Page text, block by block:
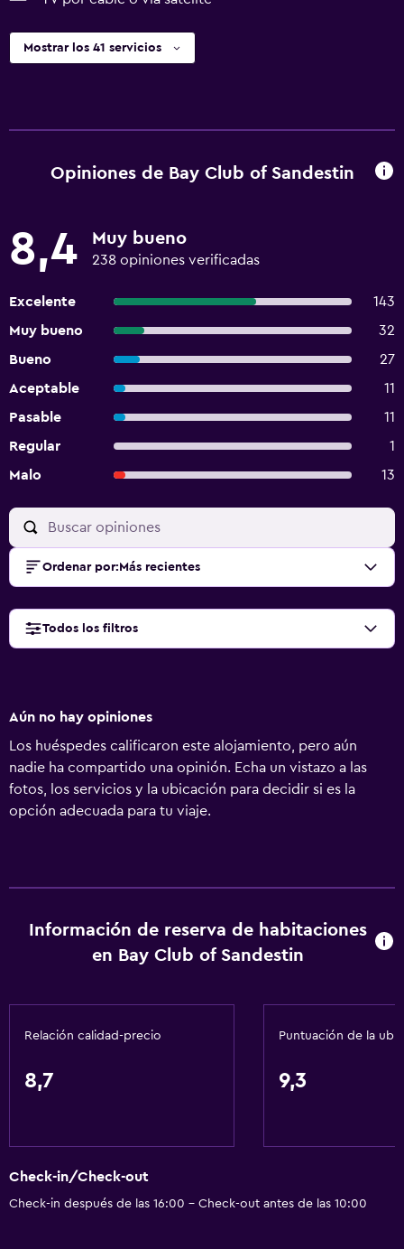
Mostrar los 41 servicios
Opiniones de Bay Club of Sandestin
8,4 Muy bueno
238 opiniones verificadas
Excelente
143
Muy bueno
32
Bueno
27
Aceptable
11
Pasable
11
Regular
1
Malo
13
Ordenar por: Más recientes
Todos los filtros
Aún no hay opiniones
Los huéspedes calificaron este alojamiento, pero aún
nadie ha compartido una opinión. Echa un vistazo a las
fotos, los servicios y la ubicación para decidir si es la
opción adecuada para tu viaje.
Información de reserva de habitaciones
en Bay Club of Sandestin
Relación calidad-precio
8,7
Puntuación de la
9,3
Check-in/Check-out
Check-in después de las 16:00 - Check-out antes de las 10:00